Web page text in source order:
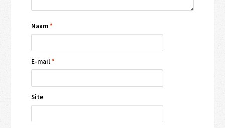
Naam*
E-mail*
Site